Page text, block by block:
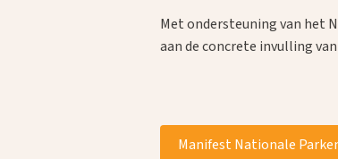
Met ondersteuning van het
aan de concrete invulling
Manifest Nationale